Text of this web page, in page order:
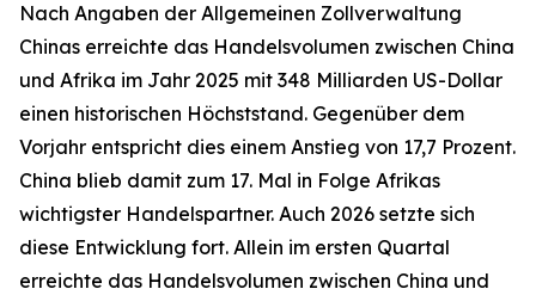
Nach Angaben der Allgemeinen Zollverwaltung
Chinas erreichte das Handelsvolumen zwischen China
und Afrika im Jahr 2025 mit 348 Milliarden US-Dollar
einen historischen Höchststand. Gegenüber dem
Vorjahr entspricht dies einem Anstieg von 17,7 Prozent.
China blieb damit zum 17. Mal in Folge Afrikas
wichtigster Handelspartner. Auch 2026 setzte sich
diese Entwicklung fort. Allein im ersten Quartal
erreichte das Handelsvolumen zwischen China und